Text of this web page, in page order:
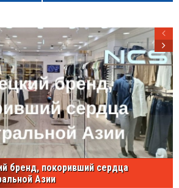
бренд, покоривший сердца
Азии